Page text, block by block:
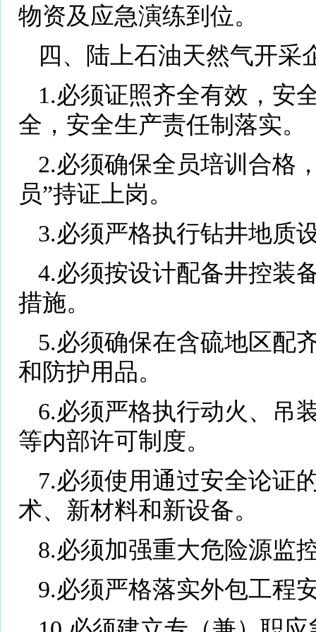
物资及应急演练到位。
四、陆上石油天然气开采
1.必须证照齐全有效，安
全，安全生产责任制落实。
2.必须确保全员培训合格
员”持证上岗。
3.必须严格执行钻井地质
4.必须按设计配备井控装
措施。
5.必须确保在含硫地区配
和防护用品。
6.必须严格执行动火、吊
等内部许可制度。
7.必须使用通过安全论证
术、新材料和新设备。
8.必须加强重大危险源监
9.必须严格落实外包工程